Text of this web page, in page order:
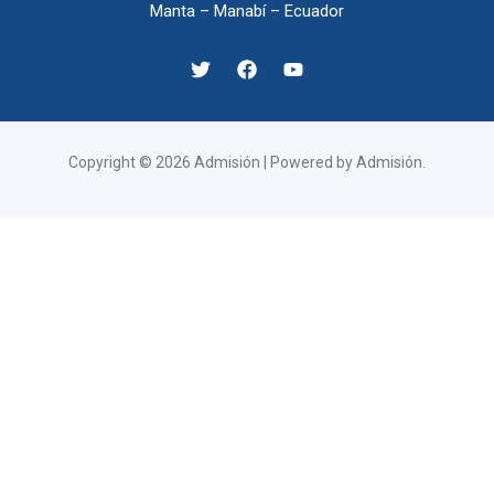
Manta – Manabí – Ecuador
Copyright © 2026 Admisión | Powered by Admisión.